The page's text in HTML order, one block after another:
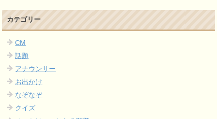
カテゴリー
CM
話題
アナウンサー
お出かけ
なぞなぞ
クイズ